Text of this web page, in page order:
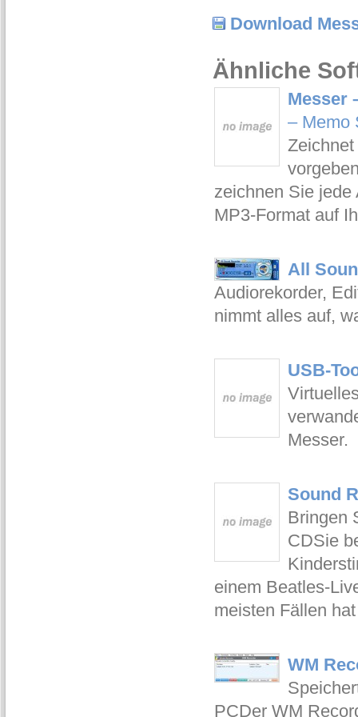
Download
Ähnliche
Messer
– Memo
zeichnen Sie jede
MP3-Format auf
All
Audiorekorder,
nimmt alles auf,
USB-
Messer.
Sound
Bringen
CDSie
einem Beatles-
meisten Fällen
WM
PCDer WM